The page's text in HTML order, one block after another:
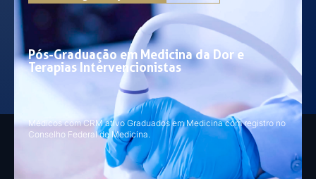
Pós-Graduação em Medicina da Dor e
Terapias Intervencionistas
Médicos com CRM ativo Graduados em Medicina com registro no
Conselho Federal de Medicina.